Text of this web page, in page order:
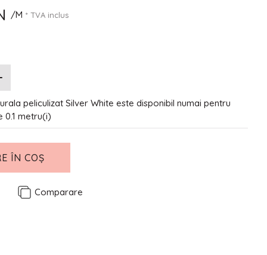
/M * TVA inclus
peliculizat Silver White este disponibil numai pentru
0.1 metru(i)
ÎN COȘ
Comparare